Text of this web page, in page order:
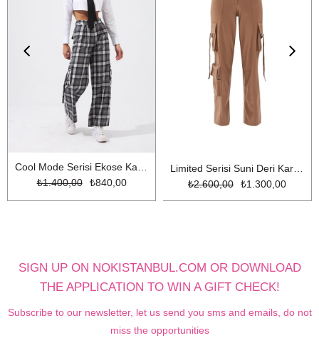
Cool Mode Serisi Ekose Kargo Pantolon Gri Ekose
₺840,00
₺1.400,00
₺1.300,00
₺2.600,00
SIGN UP ON NOKISTANBUL.COM OR DOWNLOAD
THE APPLICATION TO WIN A GIFT CHECK!
Subscribe to our newsletter, let us send you sms and emails, do not
miss the opportunities